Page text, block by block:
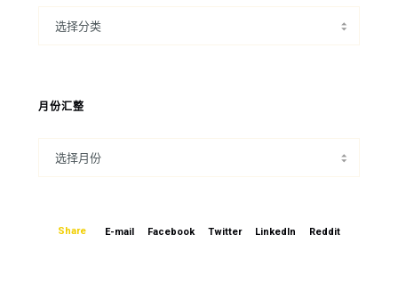
月份汇整
Share E-mail Facebook Twitter LinkedIn Reddit